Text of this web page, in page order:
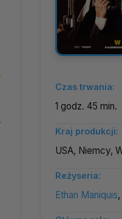
Czas trwania:
1 godz. 45 min.
Kraj produkcji:
USA, Niemcy,
Reżyseria:
Ethan Maniquis,